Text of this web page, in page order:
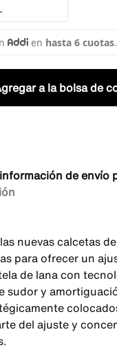
a la bolsa de
de envío
nuevas calcetas
para ofrecer un
de lana con
sudor y
del ajuste y